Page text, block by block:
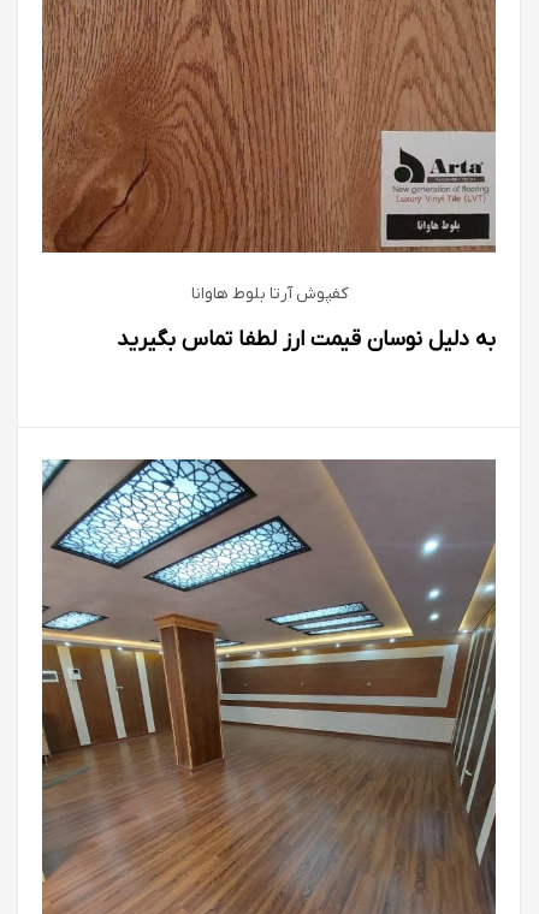
کفپوش آرتا بلوط هاوانا
به دلیل نوسان قیمت ارز لطفا تماس بگیرید